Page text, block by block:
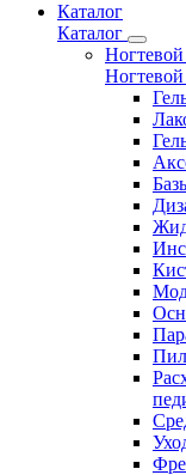
Каталог
Каталог
Ногтевой
Ногтевой